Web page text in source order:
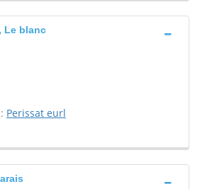
Le blanc
Perissat eurl